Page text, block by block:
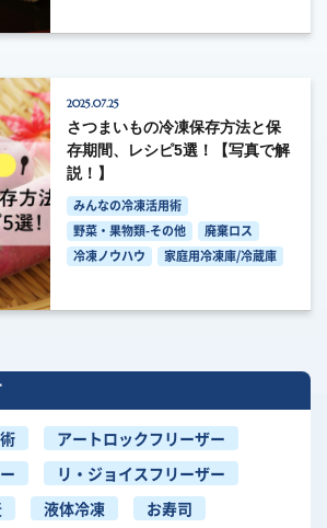
2025.07.25
さつまいもの冷凍保存方法と保
存期間、レシピ5選！【写真で解
説！】
みんなの冷凍活用術
野菜・果物類-その他
廃棄ロス
冷凍ノウハウ
家庭用冷凍庫/冷蔵庫
アートロックフリーザー
リ・ジョイスフリーザー
液体冷凍
お寿司